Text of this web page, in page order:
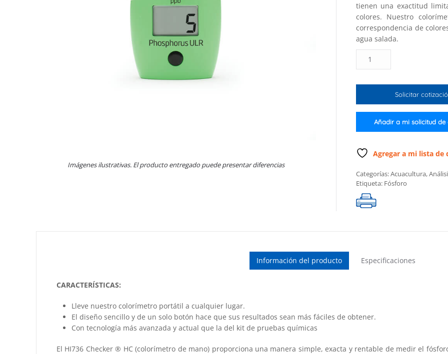
Imágenes ilustrativas. El producto entregado puede presentar diferencias
tienen una exactitud
colores. Nuestro
correspondencia de
agua salada.
Checker®
de
bajo
acuario
agua
salada
cantidad
Solicitar
Añadir a mi solicitud de
Agregar a mi lista de
Categorías:Acuacultura,
Etiqueta: Fósforo
Información del producto Especificaciones
CARACTERÍSTICAS:
Lleve nuestro colorímetro portátil a cualquier lugar.
El diseño sencillo y de un solo botón hace que sus resultados sean más fáciles de obtener.
Con tecnología más avanzada y actual que la del kit de pruebas químicas
El HI736 Checker ® HC (colorímetro de mano) proporciona una manera simple, exacta y rentable de medir el